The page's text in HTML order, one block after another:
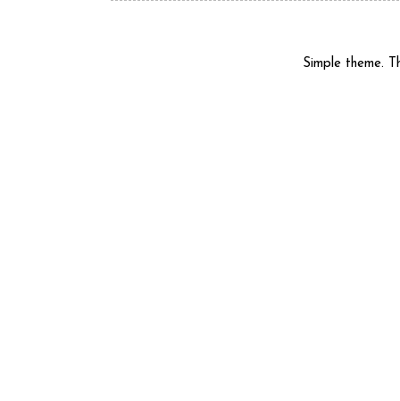
Simple theme.